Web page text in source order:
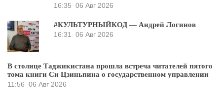
16:35 06 Авг 2026
#КУЛЬТУРНЫЙКОД — Андрей Логинов
16:31
06 Авг 2026
В столице Таджикистана прошла встреча читателей пятого
тома книги Си Цзиньпина о государственном управлении
11:56 06 Авг 2026